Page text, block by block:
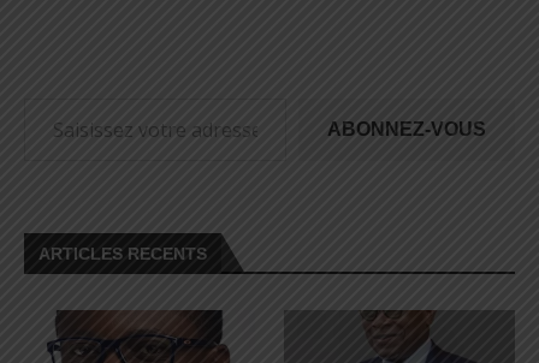
ABONNEZ-VOUS
ARTICLES RECENTS